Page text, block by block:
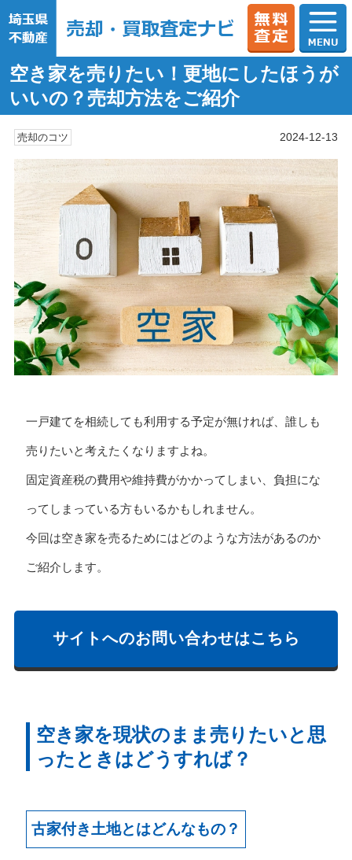
空き家を売りたい！更地にしたほうが
いいの？売却方法をご紹介
売却のコツ 2024-12-13
一戸建てを相続しても利用する予定が無ければ、誰しも
売りたいと考えたくなりますよね。
固定資産税の費用や維持費がかかってしまい、負担にな
ってしまっている方もいるかもしれません。
今回は空き家を売るためにはどのような方法があるのか
ご紹介します。
サイトへのお問い合わせはこちら
空き家を現状のまま売りたいと思
ったときはどうすれば？
古家付き土地とはどんなもの？